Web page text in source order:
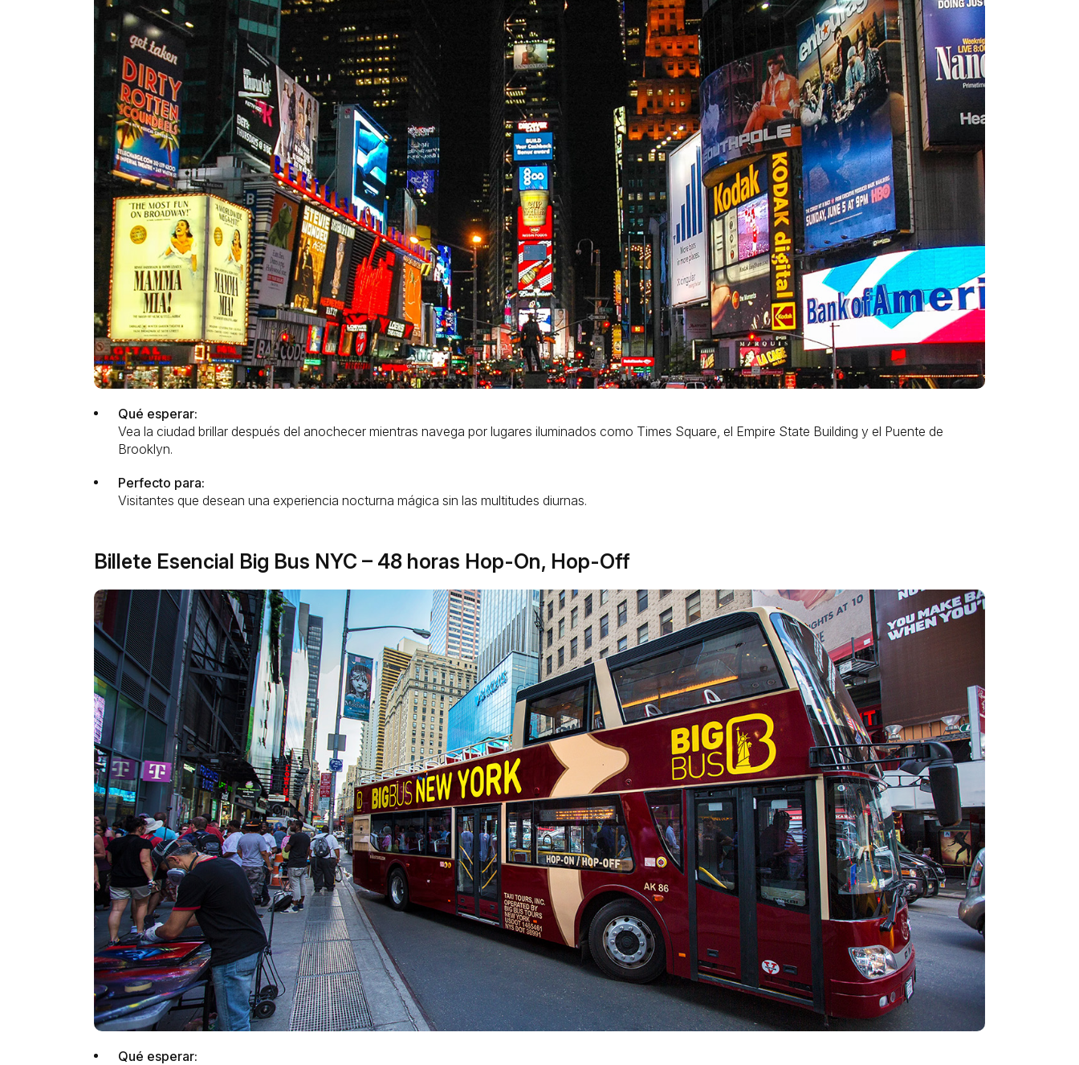
Qué esperar:
Vea la ciudad brillar después del anochecer mientras navega por lugares iluminados como Times Square, el Empire State Building y el Puente de
Brooklyn.
Perfecto para:
Visitantes que desean una experiencia nocturna mágica sin las multitudes diurnas.
Billete Esencial Big Bus NYC – 48 horas Hop-On, Hop-Off
Qué esperar: